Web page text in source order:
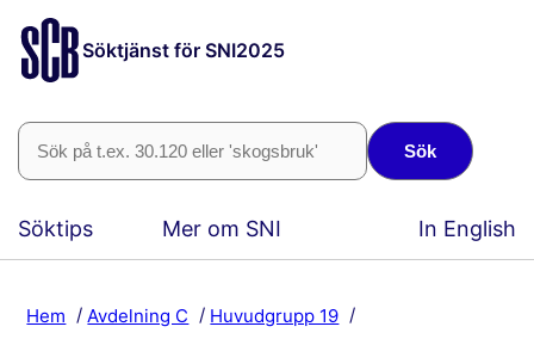
Söktjänst för SNI2025
Sök
Söktips Mer om SNI In English
Hem Avdelning C Huvudgrupp 19